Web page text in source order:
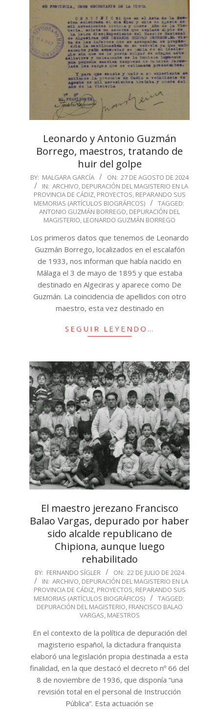
Leonardo y Antonio Guzmán
Borrego, maestros, tratando de
huir del golpe
2024-
08-
27
BY: MALGARA GARCÍA ON: 27 DE AGOSTO DE 2024
IN: ARCHIVO, DEPURACIÓN DEL MAGISTERIO EN LA
PROVINCIA DE CÁDIZ, PROYECTOS, REPARANDO SUS
MEMORIAS (ARTÍCULOS BIOGRÁFICOS)
TAGGED:
ANTONIO GUZMÁN BORREGO, DEPURACIÓN DEL
MAGISTERIO, LEONARDO GUZMÁN BORREGO
Los primeros datos que tenemos de Leonardo
Guzmán Borrego, localizados en el escalafón
de 1933, nos informan que había nacido en
Málaga el 3 de mayo de 1895 y que estaba
destinado en Algeciras y aparece como De
Guzmán. La coincidencia de apellidos con otro
maestro, esta vez destinado en
SEGUIR LEYENDO…
El maestro jerezano Francisco
Balao Vargas, depurado por haber
sido alcalde republicano de
Chipiona, aunque luego
rehabilitado
2024-
07-
22
BY: FERNANDO SÍGLER ON: 22 DE JULIO DE 2024
IN: ARCHIVO, DEPURACIÓN DEL MAGISTERIO EN LA
PROVINCIA DE CÁDIZ, PROYECTOS, REPARANDO SUS
MEMORIAS (ARTÍCULOS BIOGRÁFICOS)
TAGGED:
DEPURACIÓN DEL MAGISTERIO, FRANCISCO BALAO
VARGAS, MAESTROS
En el contexto de la política de depuración del
magisterio español, la dictadura franquista
elaboró una legislación propia destinada a esta
finalidad, en la que destacó el decreto nº 66 del
8 de noviembre de 1936, que disponía “una
revisión total en el personal de Instrucción
Pública”. Esta actuación se